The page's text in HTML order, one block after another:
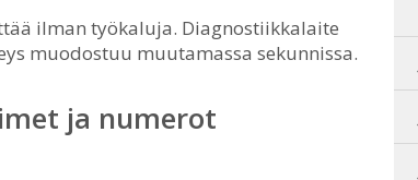
ilman työkaluja. Diagnostiikkalaite
muodostuu muutamassa sekunnissa.
ja numerot